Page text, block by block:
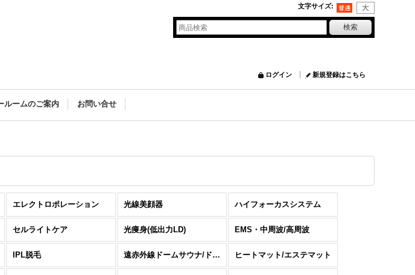
文字サイズ:
ログイン 新規登録はこちら
ルームのご案内 お問い合せ
エレクトロポレーション 光線美顔器 ハイフォーカスシステム
セルライトケア 光痩身(低出力LD) EMS・中周波/高周波
IPL脱毛 遠赤外線ドームサウナ/ドーム型サウナ ヒートマット/エステマット